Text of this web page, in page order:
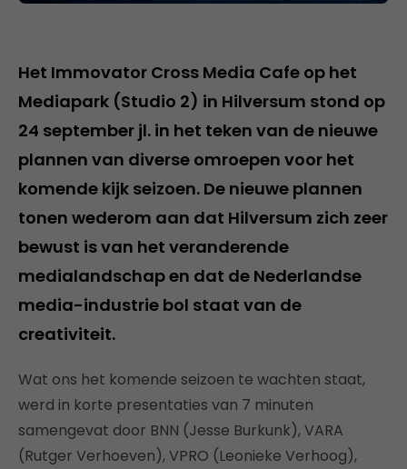
Het Immovator Cross Media Cafe op het
Mediapark (Studio 2) in Hilversum stond op
24 september jl. in het teken van de nieuwe
plannen van diverse omroepen voor het
komende kijk seizoen. De nieuwe plannen
tonen wederom aan dat Hilversum zich zeer
bewust is van het veranderende
medialandschap en dat de Nederlandse
media-industrie bol staat van de
creativiteit.
Wat ons het komende seizoen te wachten staat,
werd in korte presentaties van 7 minuten
samengevat door BNN (Jesse Burkunk), VARA
(Rutger Verhoeven), VPRO (Leonieke Verhoog),